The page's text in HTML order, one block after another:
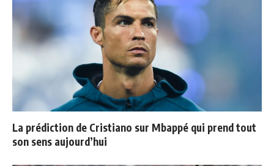
La prédiction de Cristiano sur Mbappé qui prend tout
son sens aujourd’hui